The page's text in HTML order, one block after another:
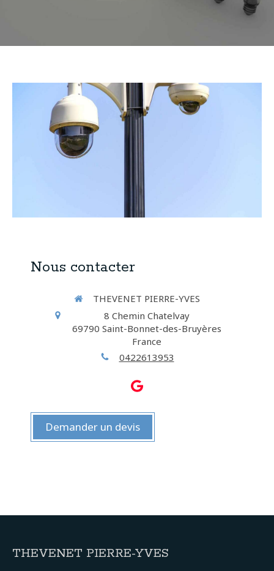
Nous contacter
THEVENET PIERRE-YVES
8 Chemin Chatelvay
69790 Saint-Bonnet-des-Bruyères
France
0422613953
Demander un devis
THEVENET PIERRE-YVES